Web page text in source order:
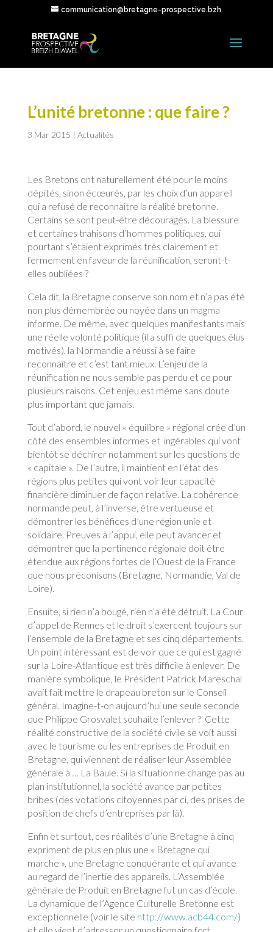
communication@bretagne-prospective.bzh
L’unité bretonne : que faire ?
3 Mar 2015 | Actualités
Les Bretons ont naturellement été pour le moins
dépités, sinon écœurés, par les choix d’un appareil
qui a refusé de reconnaître la réalité bretonne.
Certains se sont peut-être découragés. La blessure
et certaines trahisons d’hommes politiques, qui
pourtant s’étaient exprimés très clairement et
fermement en faveur de la réunification, seront-t-
elles oubliées ?
Cela dit, la Bretagne conserve son nom et n’a pas été
non plus démembrée ou noyée dans un magma
informe. De même, avec quelques manifestants mais
une réelle volonté politique (il a suffi de quelques élus
motivés), la Normandie a réussi à se faire
reconnaître et c’est tant mieux. L’enjeu de la
réunification ne nous semble pas perdu et ce pour
plusieurs raisons. Cet enjeu est même sans doute
plus important que jamais.
Tout d’abord, le nouvel « équilibre » régional crée d’un
côté des ensembles informes et ingérables qui vont
bientôt se déchirer notamment sur les questions de
« capitale ». De l’autre, il maintient en l’état des
régions plus petites qui vont voir leur capacité
financière diminuer de façon relative. La cohérence
normande peut, à l’inverse, être vertueuse et
démontrer les bénéfices d’une région unie et
solidaire. Preuves à l’appui, elle peut avancer et
démontrer que la pertinence régionale doit être
étendue aux régions fortes de l’Ouest de la France
que nous préconisons (Bretagne, Normandie, Val de
Loire).
Ensuite, si rien n’a bougé, rien n’a été détruit. La Cour
d’appel de Rennes et le droit s’exercent toujours sur
l’ensemble de la Bretagne et ses cinq départements.
Un point intéressant est de voir que ce qui est gagné
sur la Loire-Atlantique est très difficile à enlever. De
manière symbolique, le Président Patrick Mareschal
avait fait mettre le drapeau breton sur le Conseil
général. Imagine-t-on aujourd’hui une seule seconde
que Philippe Grosvalet souhaite l’enlever ? Cette
réalité constructive de la société civile se voit aussi
avec le tourisme ou les entreprises de Produit en
Bretagne, qui viennent de réaliser leur Assemblée
générale à … La Baule. Si la situation ne change pas au
plan institutionnel, la société avance par petites
bribes (des votations citoyennes par ci, des prises de
position de chefs d’entreprises par là).
Enfin et surtout, ces réalités d’une Bretagne à cinq
expriment de plus en plus une « Bretagne qui
marche », une Bretagne conquérante et qui avance
au regard de l’inertie des appareils. L’Assemblée
générale de Produit en Bretagne fut un cas d’école.
La dynamique de l’Agence Culturelle Bretonne est
exceptionnelle (voir le site http://www.acb44.com/)